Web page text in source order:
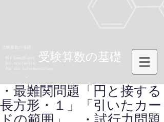
受験算数の基礎
・最難関問題「円と接する
長方形・１」「引いたカー